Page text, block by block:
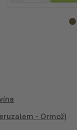
- Ormož)